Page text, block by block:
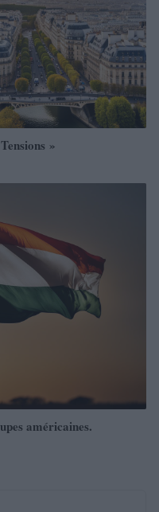
»
américaines.